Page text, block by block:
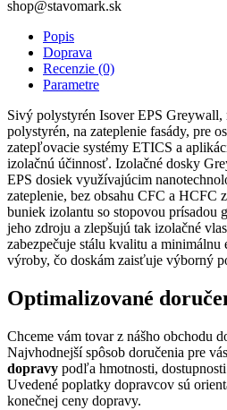
shop@stavomark.sk
Popis
Doprava
Recenzie (0)
Parametre
Sivý polystyrén Isover EPS
polystyrén, na zateplenie fasády, pre
zatepľovacie systémy ETICS a
izolačnú účinnosť. Izolačné dosky
EPS dosiek využívajúcim
zateplenie, bez obsahu CFC a HCFC
buniek izolantu so stopovou prísadou
jeho zdroju a zlepšujú tak izolačné
zabezpečuje stálu kvalitu a minimálnu
výroby, čo doskám zaisťuje výborný
Optimalizované
Chceme vám tovar z nášho obchodu
Najvhodnejší spôsob doručenia pre vás
dopravy podľa hmotnosti,
Uvedené poplatky dopravcov sú
konečnej ceny dopravy.